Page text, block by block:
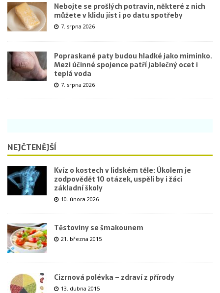
Nebojte se prošlých potravin, některé z nich
můžete v klidu jíst i po datu spotřeby
7. srpna 2026
Popraskané paty budou hladké jako miminko.
Mezi účinné spojence patří jablečný ocet i
teplá voda
7. srpna 2026
NEJČTENĚJŠÍ
Kvíz o kostech v lidském těle: Úkolem je
zodpovědět 10 otázek, uspěli by i žáci
základní školy
10. února 2026
Těstoviny se šmakounem
21. března 2015
Cizrnová polévka – zdraví z přírody
13. dubna 2015